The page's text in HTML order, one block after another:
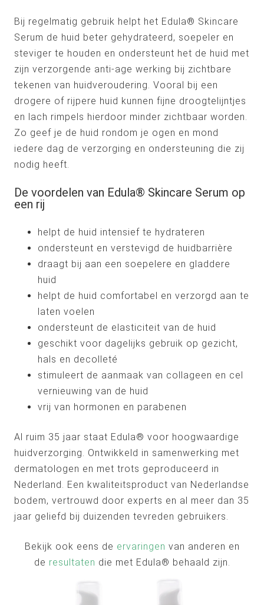
Bij regelmatig gebruik helpt het Edula® Skincare
Serum de huid beter gehydrateerd, soepeler en
steviger te houden en ondersteunt het de huid met
zijn verzorgende anti-age werking bij zichtbare
tekenen van huidveroudering. Vooral bij een
drogere of rijpere huid kunnen fijne droogtelijntjes
en lach rimpels hierdoor minder zichtbaar worden.
Zo geef je de huid rondom je ogen en mond
iedere dag de verzorging en ondersteuning die zij
nodig heeft.
De voordelen van Edula® Skincare Serum op
een rij
helpt de huid intensief te hydrateren
ondersteunt en verstevigd de huidbarrière
draagt bij aan een soepelere en gladdere
huid
helpt de huid comfortabel en verzorgd aan te
laten voelen
ondersteunt de elasticiteit van de huid
geschikt voor dagelijks gebruik op gezicht,
hals en decolleté
stimuleert de aanmaak van collageen en cel
vernieuwing van de huid
vrij van hormonen en parabenen
Al ruim 35 jaar staat Edula® voor hoogwaardige
huidverzorging. Ontwikkeld in samenwerking met
dermatologen en met trots geproduceerd in
Nederland. Een kwaliteitsproduct van Nederlandse
bodem, vertrouwd door experts en al meer dan 35
jaar geliefd bij duizenden tevreden gebruikers.
Bekijk ook eens de ervaringen van anderen en
de resultaten die met Edula® behaald zijn.